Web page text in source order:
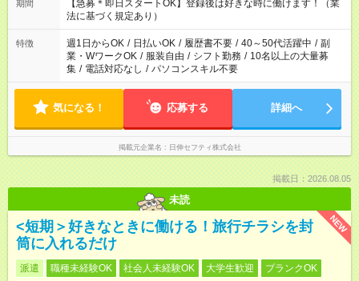
期間
【急募＊即日スタートOK】登録後は好きな時に働けます！（業
法に基づく規定あり）
特徴 週1日からOK / 日払いOK / 履歴書不要 / 40～50代活躍中 / 副
業・WワークOK / 服装自由 / シフト勤務 / 10名以上の大量募
集 / 電話対応なし / パソコンスキル不要
気になる！ 応募する 詳細へ
掲載元企業名 日伸セフティ株式会社
掲載日：2026.08.05
未読
NEW
<短期＞好きなときに働ける！旅行チラシを封
筒に入れるだけ
派遣 職種未経験OK 社会人未経験OK 大学生歓迎
ブランクOK